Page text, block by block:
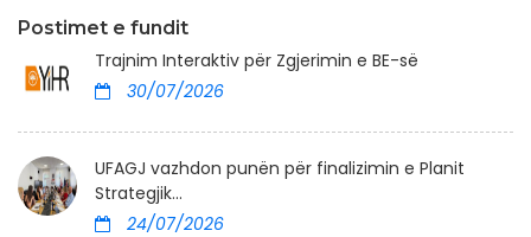
Postimet e fundit
Trajnim Interaktiv për Zgjerimin e BE-së
30/07/2026
UFAGJ vazhdon punën për finalizimin e Planit
Strategjik...
24/07/2026